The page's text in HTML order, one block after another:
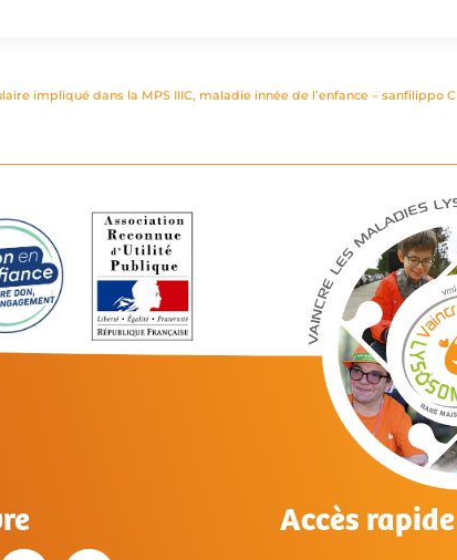
impliqué dans la MPS IIIC, maladie innée de l’enfance – sanfilippo C
Accès rapide